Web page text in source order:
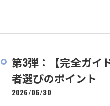
第3弾：【完全ガイ
者選びのポイント
2026/06/30